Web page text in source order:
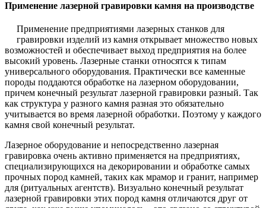
Применение лазерной гравировки камня на производстве
Применение предприятиями лазерных станков для
гравировки изделий из камня открывает множество новых
возможностей и обеспечивает выход предприятия на более
высокий уровень. Лазерные станки относятся к типам
универсального оборудования. Практически все каменные
породы поддаются обработке на лазерном оборудовании,
причем конечный результат лазерной гравировки разный. Так
как структура у разного камня разная это обязательно
учитывается во время лазерной обработки. Поэтому у каждого
камня свой конечный результат.
Лазерное оборудование и непосредственно лазерная
гравировка очень активно применяется на предприятиях,
специализирующихся на декорировании и обработке самых
прочных пород камней, таких как мрамор и гранит, например
для (ритуальных агентств). Визуально конечный результат
лазерной гравировки этих пород камня отличаются друг от